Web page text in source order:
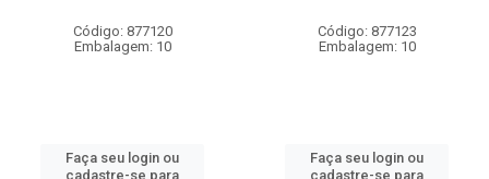
Código: 877120
Embalagem: 10
Faça seu login ou
cadastre-se para
Código: 877123
Embalagem: 10
Faça seu login ou
cadastre-se para